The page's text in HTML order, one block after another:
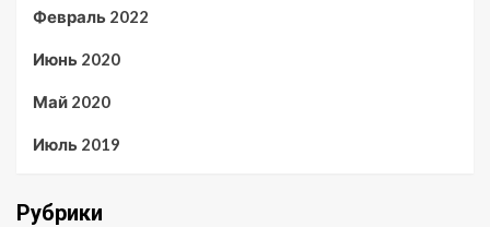
Февраль 2022
Июнь 2020
Май 2020
Июль 2019
Рубрики